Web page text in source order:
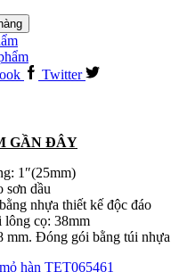
Twitter
GẦN ĐÂY
1″(25mm)
sơn dầu
nhựa thiết kế độc đáo
lông cọ: 38mm
mm. Đóng gói bằng túi nhựa